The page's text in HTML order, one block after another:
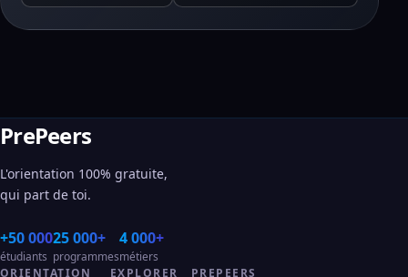
PrePeers
L'orientation 100% gratuite,
qui part de toi.
+50 000
étudiants
25 000+
programmes
4 000+
métiers
ORIENTATION
EXPLORER PREPEERS